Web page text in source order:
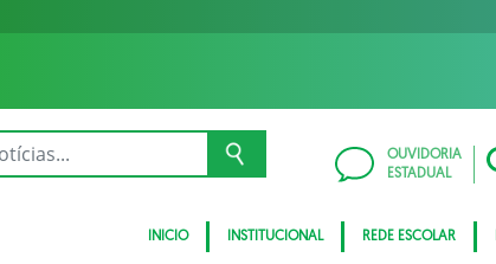
OUVIDORIA
ESTADUAL
INICIO INSTITUCIONAL REDE ESCOLAR